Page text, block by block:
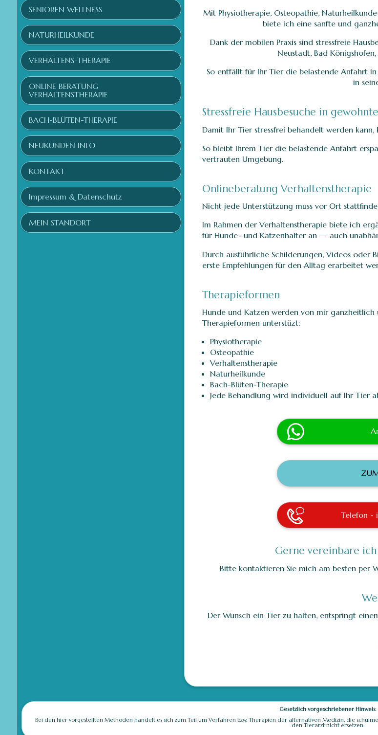
SENIOREN WELLNESS
NATURHEILKUNDE
VERHALTENS-THERAPIE
ONLINE BERATUNG
VERHALTENSTHERAPIE
BACH-BLÜTEN-THERAPIE
NEUKUNDEN INFO
KONTAKT
Impressum & Datenschutz
MEIN STANDORT
Mit Physiotherapie, Osteopathie,
biete ich eine sanfte und
Dank der mobilen Praxis sind stressfreie
Neustadt, Bad
So entfällt für Ihr Tier die belastende Anfahrt
in
Stressfreie Hausbesuche in
Damit Ihr Tier stressfrei behandelt werden
So bleibt Ihrem Tier die belastende Anfahrt
vertrauten Umgebung.
Onlineberatung Verhaltenstherapie
Nicht jede Unterstützung muss vor Ort
Im Rahmen der Verhaltenstherapie biete ich
für Hunde- und Katzenhalter an — auch
Durch ausführliche Schilderungen, Videos oder
erste Empfehlungen für den Alltag erarbeitet
Therapieformen
Hunde und Katzen werden von mir
Therapieformen unterstüzt:
Physiotherapie
Osteopathie
Verhaltenstherapie
Naturheilkunde
Bach-Blüten-Therapie
Jede Behandlung wird individuell auf Ihr Tier
Telefon -
Gerne vereinbare
Bitte kontaktieren Sie mich am besten per
Der Wunsch ein Tier zu halten, entspringt
Gesetzlich vorgeschriebener Hinweis:
Bei den hier vorgestellten Methoden handelt es sich zum Teil um Verfahren bzw. Therapien der alternativen Medizin, die
den Tierarzt nicht ersetzen.